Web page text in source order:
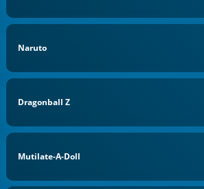
Naruto
Dragonball Z
Mutilate-A-Doll